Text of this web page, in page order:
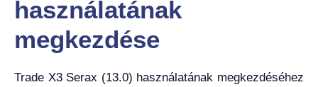
használatának
megkezdése
Trade X3 Serax (13.0) használatának megkezdéséhez